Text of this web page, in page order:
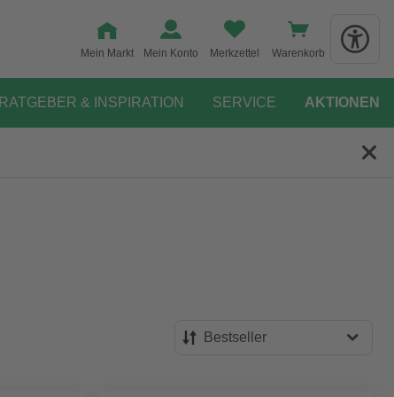
Mein Markt Mein Konto Merkzettel Warenkorb
RATGEBER & INSPIRATION SERVICE AKTIONEN
Bestseller